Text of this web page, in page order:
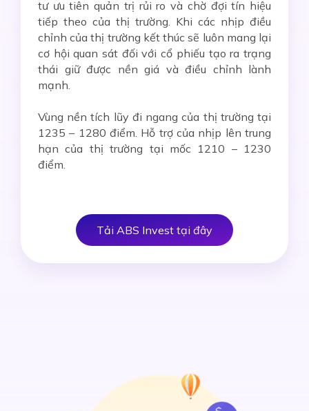
tư ưu tiên quản trị rủi ro và chờ đợi tín hiệu
tiếp theo của thị trường. Khi các nhịp điều
chỉnh của thị trường kết thúc sẽ luôn mang lại
cơ hội quan sát đối với cổ phiếu tạo ra trạng
thái giữ được nền giá và điều chỉnh lành
mạnh.
Vùng nền tích lũy đi ngang của thị trường tại
1235 – 1280 điểm. Hỗ trợ của nhịp lên trung
hạn của thị trường tại mốc 1210 – 1230
điểm.
Tải ABS Invest tại đây